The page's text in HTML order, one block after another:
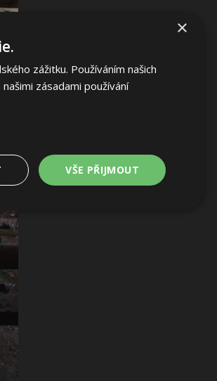
×
zážitku. Používáním našich
zásadami používání
VŠE PŘIJMOUT
soubory
uživatele a správa účtu.